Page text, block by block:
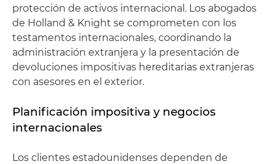
protección de activos internacional. Los abogados
de Holland & Knight se comprometen con los
testamentos internacionales, coordinando la
administración extranjera y la presentación de
devoluciones impositivas hereditarias extranjeras
con asesores en el exterior.
Planificación impositiva y negocios
internacionales
Los clientes estadounidenses dependen de